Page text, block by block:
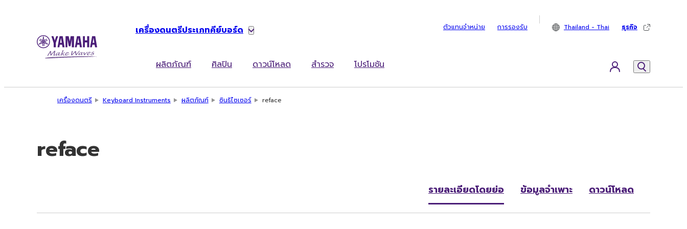
เครื่องดนตรีประเภทคีย์บอร์ด
ผลิตภัณฑ์ ศิลปิน ดาวน์โหลด สำรวจ โปรโมชัน
ตัวแทนจำหน่าย การรองรับ Thailand - Thai ธุรกิจ
เครื่องดนตรี Keyboard Instruments ผลิตภัณฑ์ ซินธิไซเซอร์ reface
reface
รายละเอียดโดยย่อ ข้อมูลจำเพาะ ดาวน์โหลด